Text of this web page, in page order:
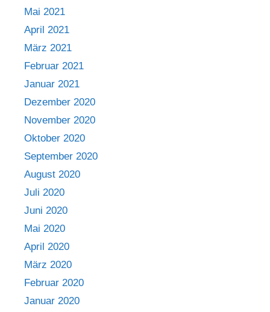
Mai 2021
April 2021
März 2021
Februar 2021
Januar 2021
Dezember 2020
November 2020
Oktober 2020
September 2020
August 2020
Juli 2020
Juni 2020
Mai 2020
April 2020
März 2020
Februar 2020
Januar 2020